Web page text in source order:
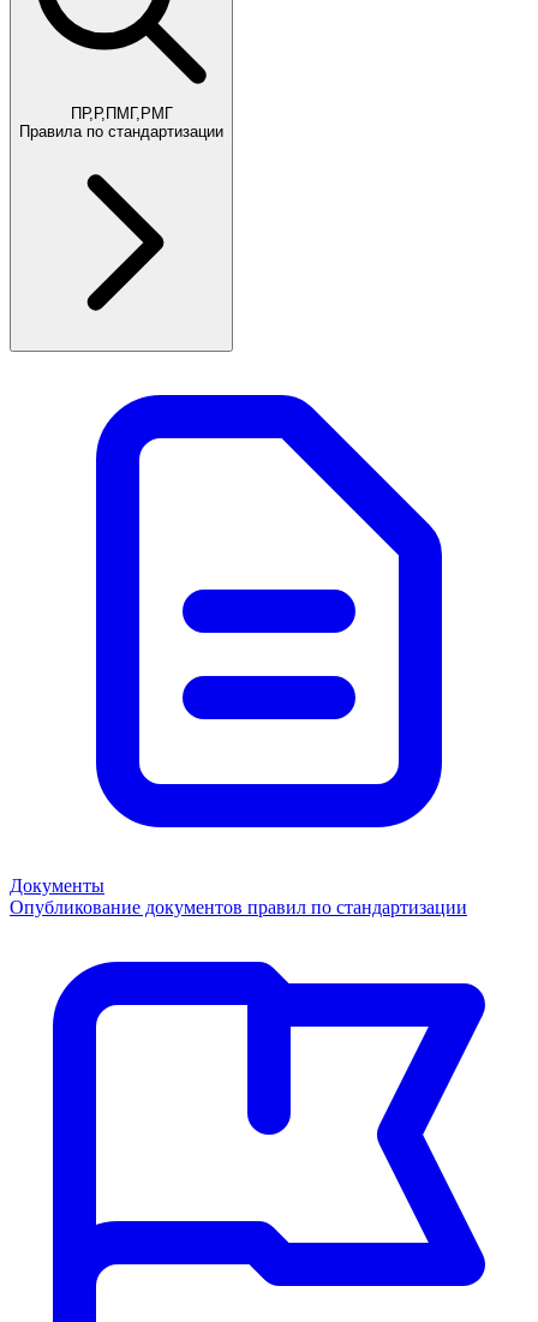
ПР,Р,ПМГ,РМГ
Правила по стандартизации
Документы
Опубликование документов правил по стандартизации